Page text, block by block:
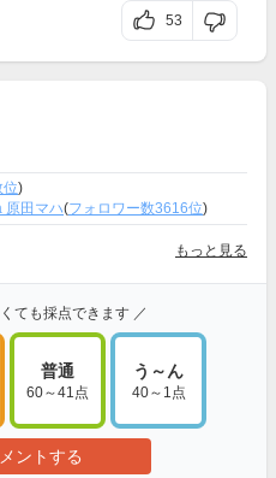
53
位)
原田マハ(フォロワー数3616位)
もっと見る
ても採点できます ／
普通
60～41点
う～ん
40～1点
ントする